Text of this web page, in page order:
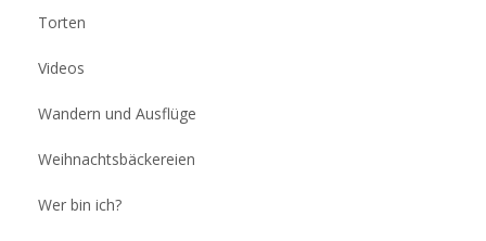
Torten
Videos
Wandern und Ausflüge
Weihnachtsbäckereien
Wer bin ich?